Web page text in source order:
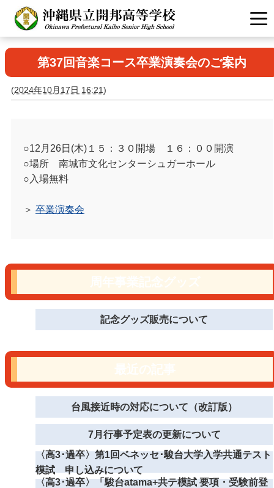
第37回音楽コース卒業演奏会のご案内
(2024年10月17日 16:21)
○12月26日(木)１５：３０開場 １６：００開演
○場所 南城市文化センターシュガーホール
○入場無料
＞ 卒業演奏会
記念グッズ販売について
台風接近時の対応について（改訂版）
7月行事予定表の更新について
〈高3･過卒〉第1回ベネッセ･駿台大学入学共通テスト
模試 申し込みについて
〈高3･過卒〉「駿台atama+共テ模試 要項・受験前登